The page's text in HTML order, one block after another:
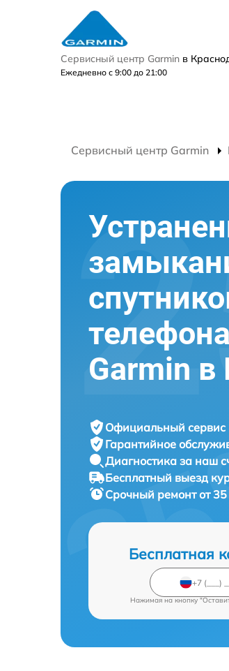
Сервисный центр Garmin в
Ежедневно с 9:00 до 21:00
Сервисный центр Garmin
телефона
Garmin в
Официальный сервис
Гарантийное
Диагностика за наш
Бесплатный выезд
Срочный ремонтот
Бесплатная
Нажимая на кнопку